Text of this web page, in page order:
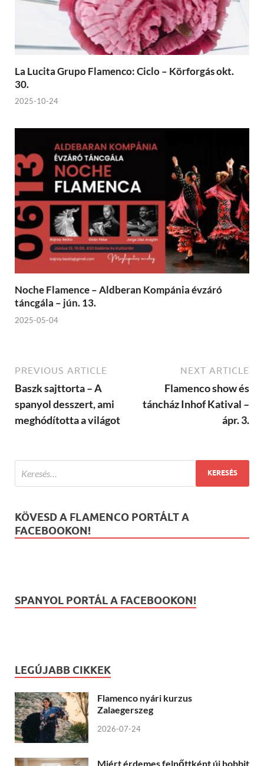
La Lucita Grupo Flamenco: Ciclo – Körforgás okt.
30.
2025-10-24
Noche Flamence – Aldberan Kompánia évzáró
táncgála – jún. 13.
2025-05-04
PREVIOUS ARTICLE
Baszk sajttorta – A
spanyol desszert, ami
meghódította a világot
NEXT ARTICLE
Flamenco show és
táncház Inhof Katival –
ápr. 3.
KÖVESD A FLAMENCO PORTÁLT A
FACEBOOKON!
SPANYOL PORTÁL A FACEBOOKON!
LEGÚJABB CIKKEK
Flamenco nyári kurzus
Zalaegerszeg
2026-07-24
Miért érdemes felnőttként új hobbit